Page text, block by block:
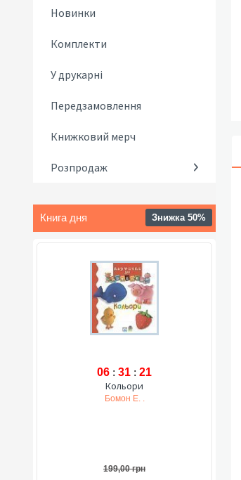
Новинки
Комплекти
У друкарні
Передзамовлення
Книжковий мерч
Розпродаж
Книга дня Знижка 50%
06 : 31 : 20
Кольори
Бомон Е. .
199,00 грн